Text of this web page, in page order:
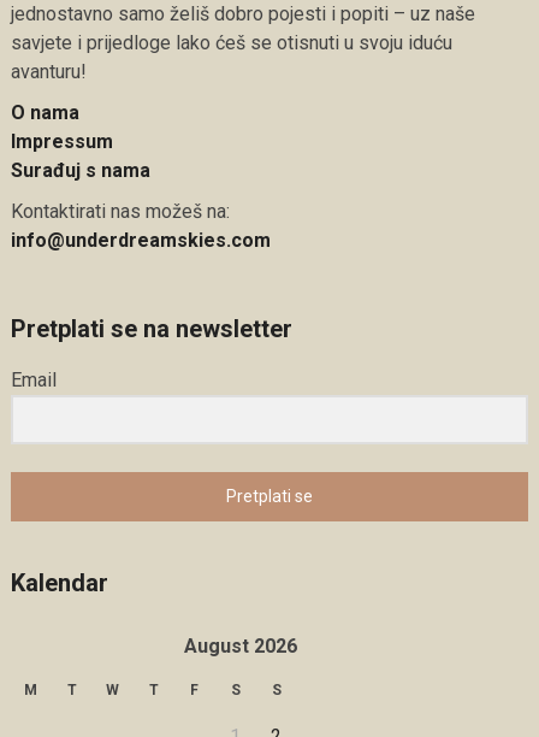
jednostavno samo želiš dobro pojesti i popiti – uz naše
savjete i prijedloge lako ćeš se otisnuti u svoju iduću
avanturu!
O nama
Impressum
Surađuj s nama
Kontaktirati nas možeš na:
info@underdreamskies.com
Pretplati se na newsletter
Email
Pretplati se
Kalendar
August 2026
M T W T F S S